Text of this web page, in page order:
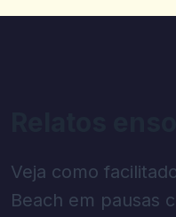
Veja como
Beach em pausas
V
eles do meu lado.
0 0